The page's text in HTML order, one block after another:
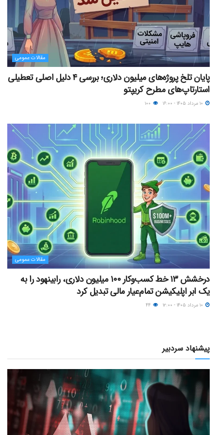
مقالات عمومی
پایان تلخ پروژه‌های میلیون دلاری؛ بررسی ۴ دلیل اصلی تعطیلی
استارتاپ‌های مطرح کریپتو
مقالات عمومی
درخشش ۱۳ خط کسب‌وکار ۱۰۰ میلیون دلاری، رابینهود را به
یک ابر اپلیکیشن تمام‌عیار مالی تبدیل کرد
پیشنهاد سردبیر